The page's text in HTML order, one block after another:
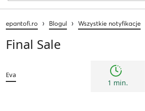
epantofi.ro › Blogul › Wszystkie notyfikacje
Final Sale
Eva
1 min.